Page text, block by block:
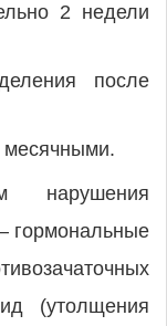
2 недели
после
месячными.
нарушения
гормональные
(утолщения